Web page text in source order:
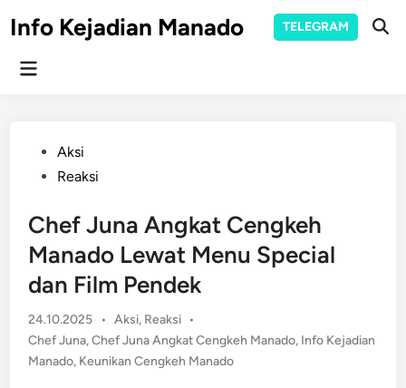
toInfo Kejadian Manado TELEGRAM
Main
PostedAksi
Reaksi
Chef Juna Angkat Cengkeh
Manado Lewat Menu Special
dan Film Pendek
24.10.2025 • Posted
in
Aksi, Reaksi •
Chef Juna,Chef Juna Angkat Cengkeh Manado, Info Kejadian
Manado, Keunikan Cengkeh Manado